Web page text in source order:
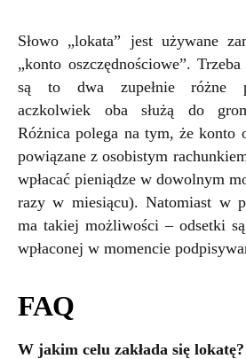
Słowo „lokata” jest używane
„konto oszczędnościowe”.
są to dwa zupełnie różne
aczkolwiek oba służą do
Różnica polega na tym, że konto
powiązane z osobistym
wpłacać pieniądze w dowolnym
razy w miesiącu). Natomiast w
ma takiej możliwości – odsetki
wpłaconej w momencie
FAQ
W jakim celu zakłada się lokatę?